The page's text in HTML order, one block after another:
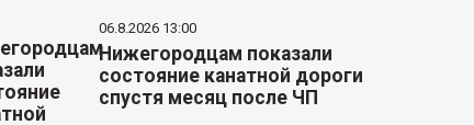
06.8.2026 13:00
Нижегородцам показали
состояние канатной дороги
спустя месяц после ЧП